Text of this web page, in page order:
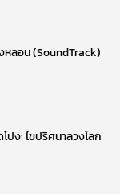
ลอน (SoundTrack)
ปง: ไขปริศนาลวงโลก